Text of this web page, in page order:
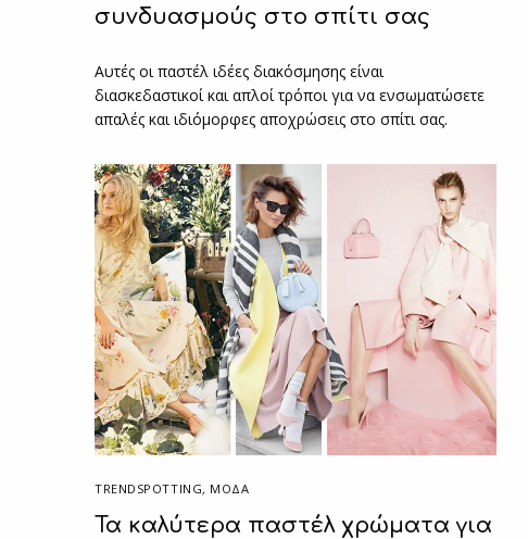
συνδυασμούς στο σπίτι σας
Αυτές οι παστέλ ιδέες διακόσμησης είναι
διασκεδαστικοί και απλοί τρόποι για να ενσωματώσετε
απαλές και ιδιόμορφες αποχρώσεις στο σπίτι σας.
TRENDSPOTTING, ΜΟΔΑ
Τα καλύτερα παστέλ χρώματα για